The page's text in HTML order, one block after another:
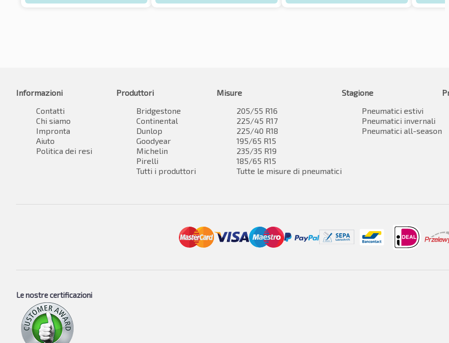
Informazioni
Contatti
Chi siamo
Impronta
Aiuto
Politica dei resi
Produttori
Bridgestone
Continental
Dunlop
Goodyear
Michelin
Pirelli
Tutti i produttori
Misure
205/55 R16
225/45 R17
225/40 R18
195/65 R15
235/35 R19
185/65 R15
Tutte le misure di pneumatici
Stagione
Pneumatici estivi
Pneumatici invernali
Pneumatici all-season
Le nostre certificazioni